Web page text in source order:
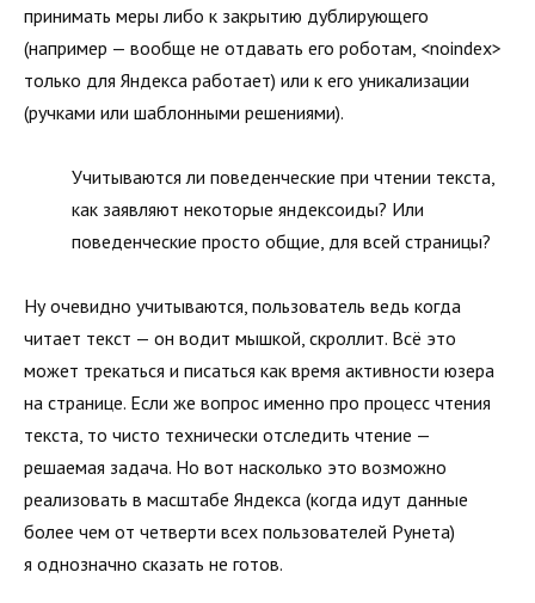
принимать меры либо к закрытию дублирующего
(например — вообще не отдавать его роботам, <noindex>
только для Яндекса работает) или к его уникализации
(ручками или шаблонными решениями).
Учитываются ли поведенческие при чтении текста,
как заявляют некоторые яндексоиды? Или
поведенческие просто общие, для всей страницы?
Ну очевидно учитываются, пользователь ведь когда
читает текст — он водит мышкой, скроллит. Всё это
может трекаться и писаться как время активности юзера
на странице. Если же вопрос именно про процесс чтения
текста, то чисто технически отследить чтение —
решаемая задача. Но вот насколько это возможно
реализовать в масштабе Яндекса (когда идут данные
более чем от четверти всех пользователей Рунета)
я однозначно сказать не готов.